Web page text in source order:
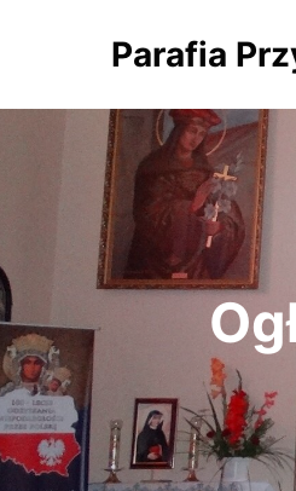
Parafia